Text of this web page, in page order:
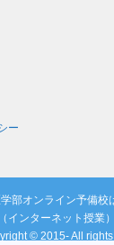
ー
部オンライン予備校
インターネット授業
© 2015- All